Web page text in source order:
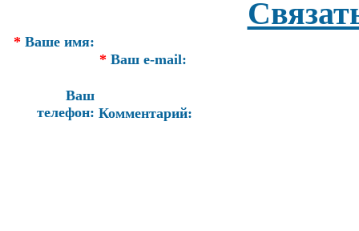
* Ваше имя:
* Ваш e-mail:
Ваш
телефон: Комментарий: